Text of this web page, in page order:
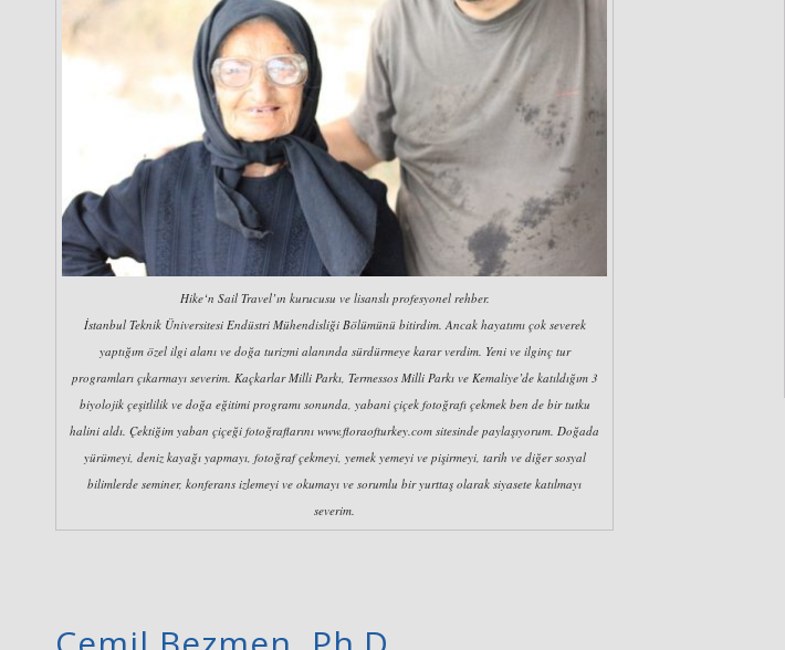
Hike‘n Sail Travel’ın kurucusu ve lisanslı profesyonel rehber.
İstanbul Teknik Üniversitesi Endüstri Mühendisliği Bölümünü bitirdim. Ancak hayatımı çok severek
yaptığım özel ilgi alanı ve doğa turizmi alanında sürdürmeye karar verdim. Yeni ve ilginç tur
programları çıkarmayı severim. Kaçkarlar Milli Parkı, Termessos Milli Parkı ve Kemaliye’de katıldığım 3
biyolojik çeşitlilik ve doğa eğitimi programı sonunda, yabani çiçek fotoğrafı çekmek ben de bir tutku
halini aldı. Çektiğim yaban çiçeği fotoğraflarını www.floraofturkey.com sitesinde paylaşıyorum. Doğada
yürümeyi, deniz kayağı yapmayı, fotoğraf çekmeyi, yemek yemeyi ve pişirmeyi, tarih ve diğer sosyal
bilimlerde seminer, konferans izlemeyi ve okumayı ve sorumlu bir yurttaş olarak siyasete katılmayı
severim.